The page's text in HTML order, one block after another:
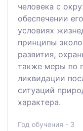
человека с
обеспечении
условиях
принципы
развития,
также меры по
ликвидации
ситуаций
характера.
Год обучения - 3